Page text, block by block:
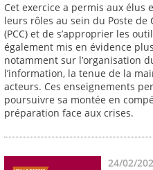
Cet exercice a permis aux
leurs rôles au sein du Poste de
(PCC) et de s’approprier les
également mis en évidence
notamment sur l’organisation
l’information, la tenue de la
acteurs. Ces enseignements
poursuivre sa montée en
préparation face aux crises.
24/02/